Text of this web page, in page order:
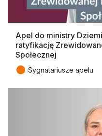
Apel do ministry
ratyfikację
Społecznej
● Sygnatariusze apelu